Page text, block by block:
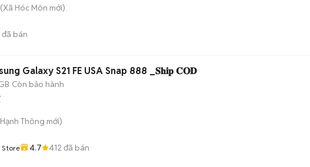
(Xã Hóc Môn mới)
đã bán
Samsung Galaxy S21 FE USA Snap 888 _𝐒𝐡𝐢𝐩 𝐂𝐎𝐃
Còn bảo hành
Hạnh Thông mới)
Store 4.7 412 đã bán